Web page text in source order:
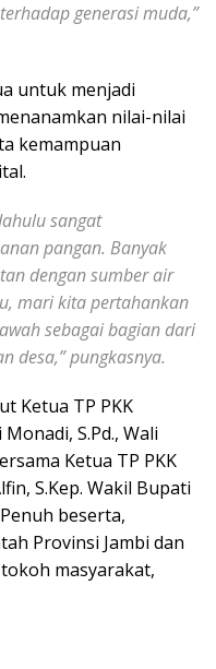
generasi muda,”
untuk menjadi
nilai-nilai
kemampuan
sangat
pangan. Banyak
dengan sumber air
mari kita pertahankan
sebagai bagian dari
desa,” pungkasnya.
Ketua TP PKK
S.Pd., Wali
Ketua TP PKK
S.Kep. Wakil Bupati
beserta,
Provinsi Jambi dan
masyarakat,